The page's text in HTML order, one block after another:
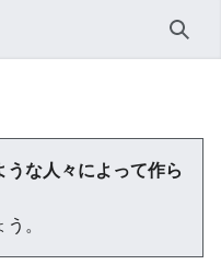
検索
な人々によって作ら
。